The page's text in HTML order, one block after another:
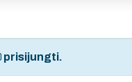
prisijungti.